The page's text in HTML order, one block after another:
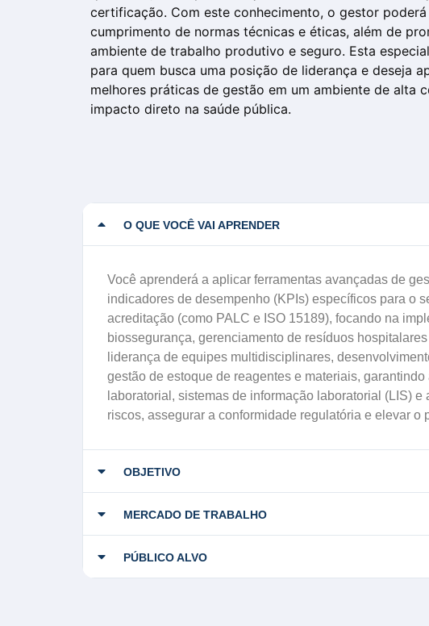
certificação. Com este conhecimento, o gestor poderá
cumprimento de normas técnicas e éticas, além de
ambiente de trabalho produtivo e seguro. Esta
para quem busca uma posição de liderança e deseja
melhores práticas de gestão em um ambiente de alta
impacto direto na saúde pública.
O QUE VOCÊ VAI APRENDER
Você aprenderá a aplicar ferramentas avançadas de
indicadores de desempenho (KPIs) específicos para o
acreditação (como PALC e ISO 15189), focando na
biossegurança, gerenciamento de resíduos
liderança de equipes multidisciplinares,
gestão de estoque de reagentes e materiais,
laboratorial, sistemas de informação laboratorial (LIS)
riscos, assegurar a conformidade regulatória e elevar
OBJETIVO
MERCADO DE TRABALHO
PÚBLICO ALVO